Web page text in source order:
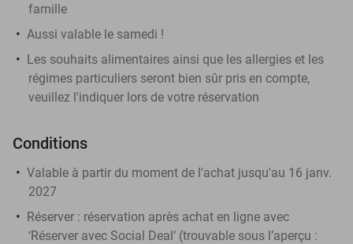
famille
Aussi valable le samedi !
Les souhaits alimentaires ainsi que les allergies et les
régimes particuliers seront bien sûr pris en compte,
veuillez l'indiquer lors de votre réservation
Conditions
Valable à partir du moment de l'achat jusqu'au 16 janv.
2027
Réserver : réservation après achat en ligne avec
‘Réserver avec Social Deal’ (trouvable sous l’aperçu :